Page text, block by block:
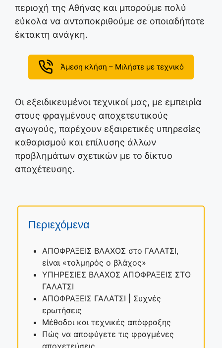
περιοχή της Αθήνας και μπορούμε πολύ
εύκολα να ανταποκριθούμε σε οποιαδήποτε
έκτακτη ανάγκη.
Άμεση κλήση – Μιλήστε με τεχνικό
Οι εξειδικευμένοι τεχνικοί μας, με εμπειρία
στους φραγμένους αποχετευτικούς
αγωγούς, παρέχουν εξαιρετικές υπηρεσίες
καθαρισμού και επίλυσης άλλων
προβλημάτων σχετικών με το δίκτυο
αποχέτευσης.
Περιεχόμενα
ΑΠΟΦΡΑΞΕΙΣ ΒΛΑΧΟΣ στο ΓΑΛΑΤΣΙ,
είναι «τολμηρός ο βλάχος»
ΥΠΗΡΕΣΙΕΣ ΒΛΑΧΟΣ ΑΠΟΦΡΑΞΕΙΣ ΣΤΟ
ΓΑΛΑΤΣΙ
ΑΠΟΦΡΑΞΕΙΣ ΓΑΛΑΤΣΙ | Συχνές
ερωτήσεις
Μέθοδοι και τεχνικές απόφραξης
Πώς να αποφύγετε τις φραγμένες
αποχετεύσεις